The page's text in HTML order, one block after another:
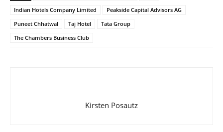
Indian Hotels Company Limited
Peakside Capital Advisors AG
Puneet Chhatwal
Taj Hotel
Tata Group
The Chambers Business Club
Kirsten Posautz